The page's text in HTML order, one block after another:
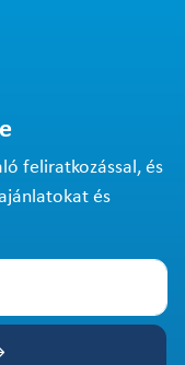
feliratkozással, és
és